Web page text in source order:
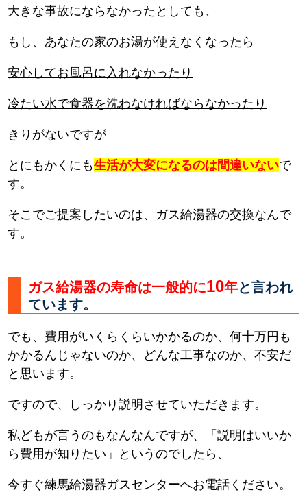
大きな事故にならなかったとしても、
もし、あなたの家のお湯が使えなくなったら
安心してお風呂に入れなかったり
冷たい水で食器を洗わなければならなかったり
きりがないですが
とにもかくにも生活が大変になるのは間違いないで
す。
そこでご提案したいのは、ガス給湯器の交換なんで
す。
ガス給湯器の寿命は一般的に10年と言われ
ています。
でも、費用がいくらくらいかかるのか、何十万円も
かかるんじゃないのか、どんな工事なのか、不安だ
と思います。
ですので、しっかり説明させていただきます。
私どもが言うのもなんなんですが、「説明はいいか
ら費用が知りたい」というのでしたら、
今すぐ練馬給湯器ガスセンターへお電話ください。